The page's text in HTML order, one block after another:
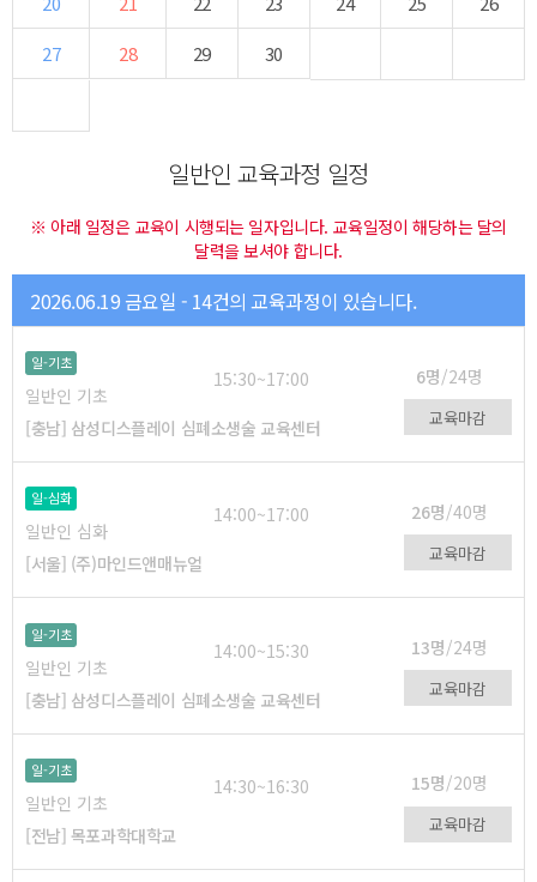
27
28 29 30
일반인 교육과정 일정
※ 아래 일정은 교육이 시행되는 일자입니다. 교육일정이 해당하는 달의
달력을 보셔야 합니다.
2026.06.19 금요일 - 14건의 교육과정이 있습니다.
일-기초
일반인 기초
15:30~17:00 6명/24명
[충남] 삼성디스플레이 심폐소생술 교육센터 교육마감
일-심화
일반인 심화
14:00~17:00 26명/40명
[서울] (주)마인드앤매뉴얼 교육마감
일-기초
일반인 기초
14:00~15:30 13명/24명
[충남] 삼성디스플레이 심폐소생술 교육센터 교육마감
일-기초
일반인 기초
14:30~16:30 15명/20명
[전남] 목포과학대학교 교육마감